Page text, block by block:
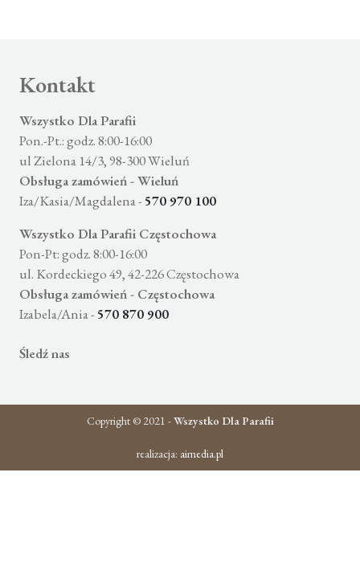
Kontakt
Wszystko Dla Parafii
Pon.-Pt.: godz. 8:00-16:00
ul Zielona 14/3, 98-300 Wieluń
Obsługa zamówień - Wieluń
Iza/Kasia/Magdalena - 570 970 100
Wszystko Dla Parafii Częstochowa
Pon-Pt: godz. 8:00-16:00
ul. Kordeckiego 49, 42-226 Częstochowa
Obsługa zamówień - Częstochowa
Izabela/Ania - 570 870 900
Śledź nas
Copyright © 2021 -Wszystko Dla Parafii
realizacja: aimedia.pl